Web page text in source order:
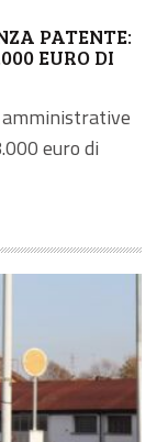
PATENTE:
EURO DI
amministrative
euro di